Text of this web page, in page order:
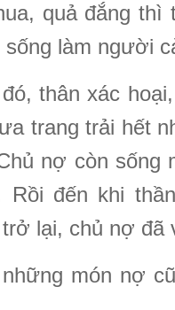
quả đắng thì
làm người
thân xác
trang trải hết
nợ còn sống
Rồi đến khi
lại, chủ nợ đã
món nợ